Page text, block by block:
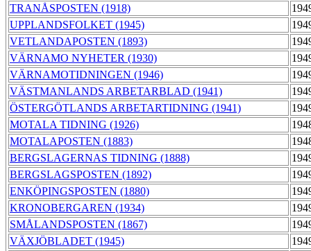
TRANÅSPOSTEN (1918)
UPPLANDSFOLKET (1945)
VETLANDAPOSTEN (1893)
VÄRNAMO NYHETER (1930)
VÄRNAMOTIDNINGEN (1946)
VÄSTMANLANDS ARBETARBLAD (1941)
ÖSTERGÖTLANDS ARBETARTIDNING (1941)
MOTALA TIDNING (1926)
MOTALAPOSTEN (1883)
BERGSLAGERNAS TIDNING (1888)
BERGSLAGSPOSTEN (1892)
ENKÖPINGSPOSTEN (1880)
KRONOBERGAREN (1934)
SMÅLANDSPOSTEN (1867)
VÄXJÖBLADET (1945)